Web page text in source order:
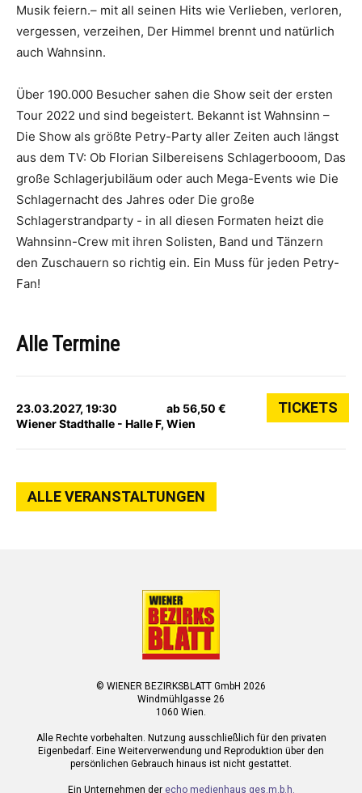
Musik feiern.– mit all seinen Hits wie Verlieben, verloren,
vergessen, verzeihen, Der Himmel brennt und natürlich
auch Wahnsinn.
Über 190.000 Besucher sahen die Show seit der ersten
Tour 2022 und sind begeistert. Bekannt ist Wahnsinn –
Die Show als größte Petry-Party aller Zeiten auch längst
aus dem TV: Ob Florian Silbereisens Schlagerbooom, Das
große Schlagerjubiläum oder auch Mega-Events wie Die
Schlagernacht des Jahres oder Die große
Schlagerstrandparty - in all diesen Formaten heizt die
Wahnsinn-Crew mit ihren Solisten, Band und Tänzern
den Zuschauern so richtig ein. Ein Muss für jeden Petry-
Fan!
Alle Termine
23.03.2027, 19:30
Wiener Stadthalle - Halle F, Wien
ab 56,50 € TICKETS
ALLE VERANSTALTUNGEN
© WIENER BEZIRKSBLATT GmbH 2026
Windmühlgasse 26
1060 Wien.
Alle Rechte vorbehalten. Nutzung ausschließlich für den privaten
Eigenbedarf. Eine Weiterverwendung und Reproduktion über den
persönlichen Gebrauch hinaus ist nicht gestattet.
Ein Unternehmen der echo medienhaus ges.m.b.h.